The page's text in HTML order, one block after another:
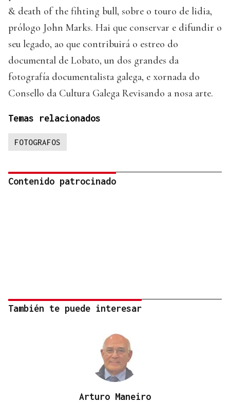
& death of the fihting bull, sobre o touro de lidia,
prólogo John Marks. Hai que conservar e difundir o
seu legado, ao que contribuirá o estreo do
documental de Lobato, un dos grandes da
fotografía documentalista galega, e xornada do
Consello da Cultura Galega Revisando a nosa arte.
Temas relacionados
FOTOGRAFOS
Contenido patrocinado
También te puede interesar
Arturo Maneiro